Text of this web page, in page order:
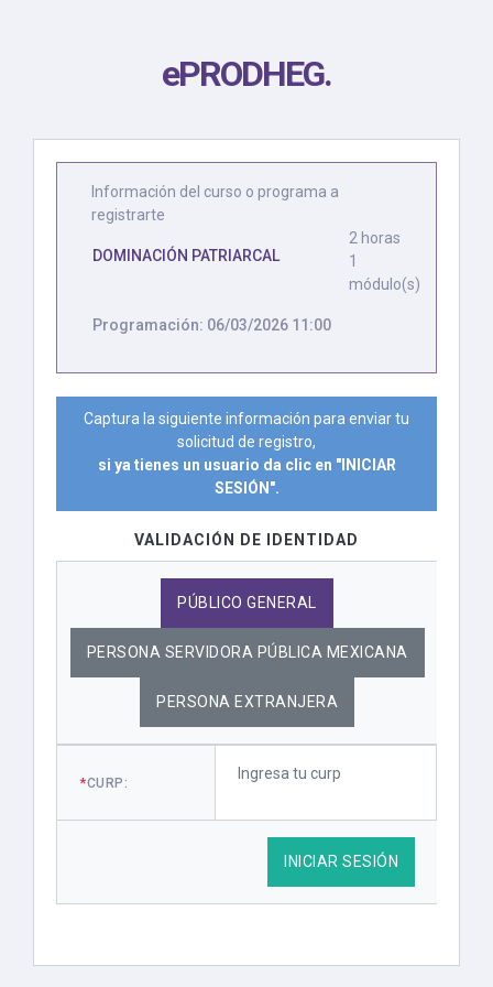
ePRODHEG.
Información del curso o programa a
registrarte
DOMINACIÓN PATRIARCAL
2 horas
1
módulo(s)
Programación: 06/03/2026 11:00
Captura la siguiente información para enviar tu
solicitud de registro,
si ya tienes un usuario da clic en "INICIAR
SESIÓN".
VALIDACIÓN DE IDENTIDAD
PÚBLICO GENERAL
PERSONA SERVIDORA PÚBLICA MEXICANA
PERSONA EXTRANJERA
*CURP:
INICIAR SESIÓN